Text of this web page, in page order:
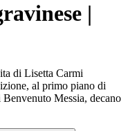
|
di Lisetta Carmi
al primo piano di
Messia, decano